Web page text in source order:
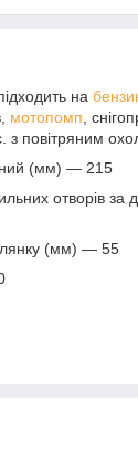
на
мотопомп ,
з повітряним
(мм) — 215
отворів
(мм) — 55